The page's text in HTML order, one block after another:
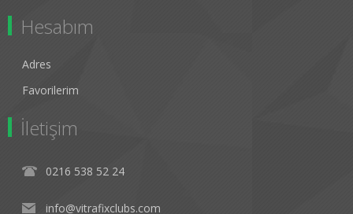
Hesabım
Adres
Favorilerim
İletişim
0216 538 52 24
info@vitrafixclubs.com